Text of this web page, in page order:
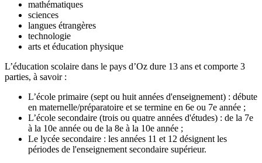
mathématiques
sciences
langues étrangères
technologie
arts et éducation physique
L’éducation scolaire dans le pays d’Oz dure 13 ans et comporte 3
parties, à savoir :
L’école primaire (sept ou huit années d'enseignement) : débute
en maternelle/préparatoire et se termine en 6e ou 7e année ;
L’école secondaire (trois ou quatre années d'études) : de la 7e
à la 10e année ou de la 8e à la 10e année ;
Le lycée secondaire : les années 11 et 12 désignent les
périodes de l'enseignement secondaire supérieur.